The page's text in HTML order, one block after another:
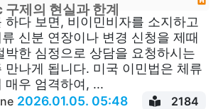
제의 현실과 한계
하다 보면, 비이민비자를 소지하고
신분 연장이나 변경 신청을 제때
박한 심정으로 상담을 요청하시는
만나게 됩니다. 미국 이민법은 체류
매우 엄격하여, ...
2026.01.05. 05:48 2184